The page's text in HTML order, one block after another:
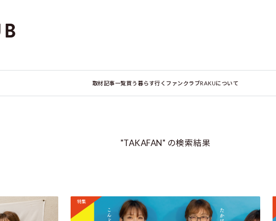
取材記事一覧買う 暮らす行く ファンクラブRAKUについて
"TAKAFAN" の検索結果
特集